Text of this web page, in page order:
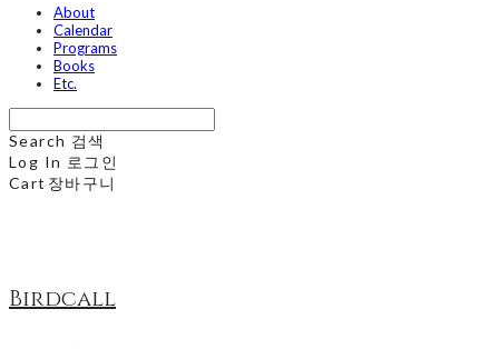
About
Calendar
Programs
Books
Etc.
Search 검색
Log In 로그인
Cart 장바구니
Birdcall